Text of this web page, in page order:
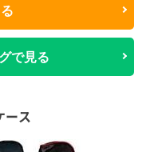
で見る
ース